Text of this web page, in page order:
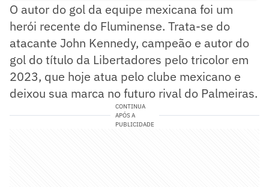
O autor do gol da equipe mexicana foi um
herói recente do Fluminense. Trata-se do
atacante John Kennedy, campeão e autor do
gol do título da Libertadores pelo tricolor em
2023, que hoje atua pelo clube mexicano e
deixou sua marca no futuro rival do Palmeiras.
CONTINUA
APÓS A
PUBLICIDADE